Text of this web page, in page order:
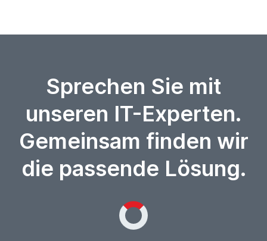
Sprechen Sie mit
unseren IT-Experten.
Gemeinsam finden wir
die passende Lösung.